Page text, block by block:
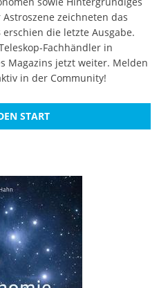
zeichneten das
die letzte Ausgabe.
Fachhändler in
Magazins jetzt weiter. Melden
in der Community!
START